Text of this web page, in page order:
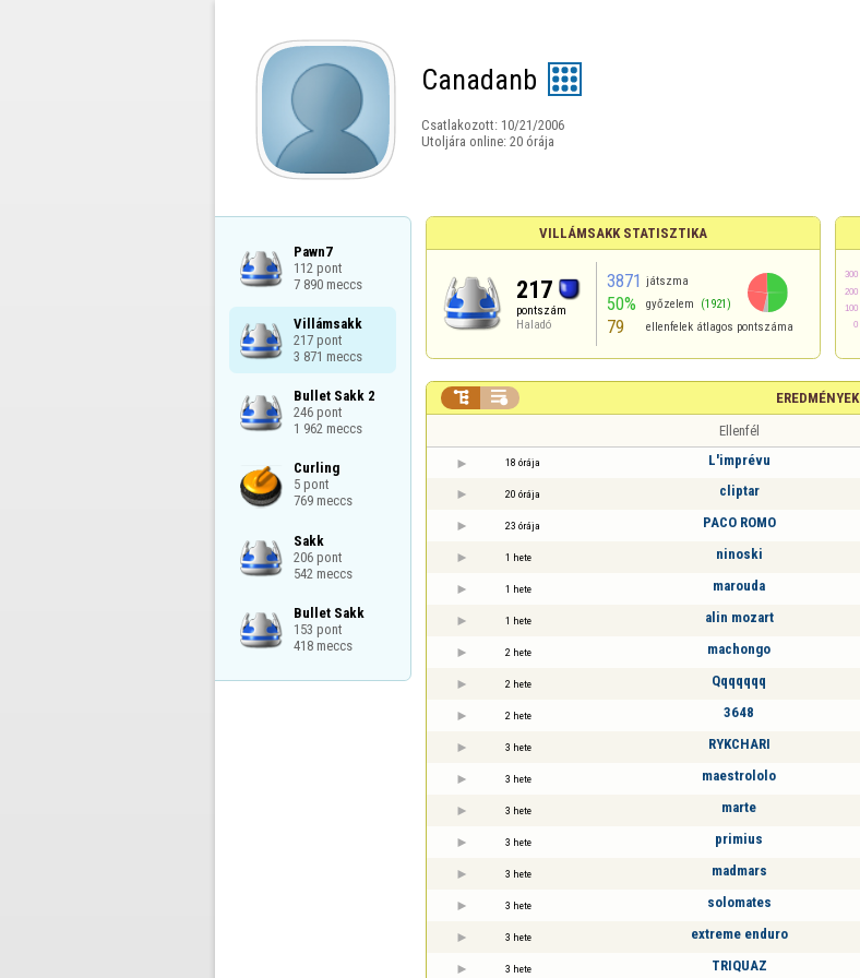
Canadanb
Csatlakozott: 10/21/2006
Utoljára online: 20 órája
Pawn7
112 pont
7 890 meccs
Villámsakk
217 pont
3 871 meccs
Bullet Sakk 2
246 pont
1 962 meccs
Curling
5 pont
769 meccs
Sakk
206 pont
542 meccs
Bullet Sakk
153 pont
418 meccs
VILLÁMSAKK STATISZTIKA
217
pontszám
Haladó
3871 játszma
50% győzelem (1921)
79 ellenfelek átlagos pontszáma
EREDMÉNYEK
 
Ellenfél
18 órája L'imprévu
20 órája cliptar
23 órája PACO ROMO
1 hete ninoski
1 hete marouda
1 hete alin mozart
2 hete machongo
2 hete Qqqqqqq
2 hete 3648
3 hete RYKCHARI
3 hete maestrololo
3 hete marte
3 hete primius
3 hete madmars
3 hete solomates
3 hete extreme enduro
3 hete TRIQUAZ